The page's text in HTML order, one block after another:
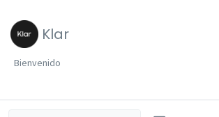
Klar
Bienvenido